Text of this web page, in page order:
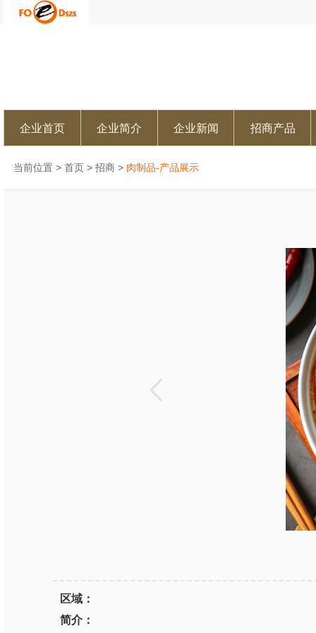
企业首页 企业简介 企业新闻 招商产品
当前位置 > 首页 > 招商 > 肉制品-产品展示
区域：
简介：